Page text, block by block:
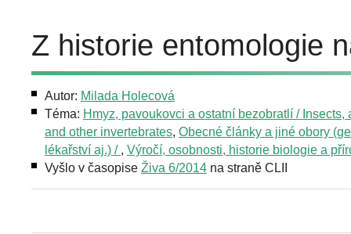
Z historie entomologie
Autor: Milada Holecová
Téma: Hmyz, pavoukovci a ostatní bezobratlí / Insects,
and other invertebrates, Obecné články a jiné obory
lékařství aj.) / , Výročí, osobnosti, historie biologie a
Vyšlo v časopise Živa 6/2014 na straně CLII